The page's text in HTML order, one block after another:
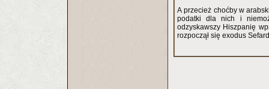
A przecież choćby w
podatki dla nich i
odzyskawszy Hiszpanię
rozpoczął się exodus